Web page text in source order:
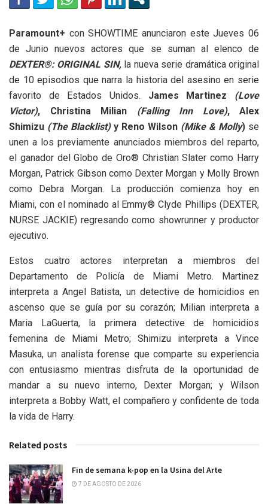
Paramount+ con SHOWTIME anunciaron este Jueves 06
de Junio nuevos actores que se suman al elenco de
DEXTER®: ORIGINAL SIN,la nueva serie dramática original
de 10 episodios que narra la historia del asesino en serie
favorito de Estados Unidos. James Martinez (Love
Victor), Christina Milian (Falling Inn Love), Alex
Shimizu (The Blacklist)y Reno Wilson (Mike & Molly) se
unen a los previamente anunciados miembros del reparto,
el ganador del Globo de Oro® Christian Slater como Harry
Morgan, Patrick Gibson como Dexter Morgan y Molly Brown
como Debra Morgan. La producción comienza hoy en
Miami, con el nominado al Emmy® Clyde Phillips (DEXTER,
NURSE JACKIE) regresando como showrunner y productor
ejecutivo.
Estos cuatro actores interpretan a miembros del
Departamento de Policía de Miami Metro. Martinez
interpreta a Angel Batista, un detective de homicidios en
ascenso que se guía por su corazón; Milian interpreta a
Maria LaGuerta, la primera detective de homicidios
femenina de Miami Metro; Shimizu interpreta a Vince
Masuka, un analista forense que comparte su experiencia
con entusiasmo mientras disfruta de la oportunidad de
mandar a su nuevo interno, Dexter Morgan; y Wilson
interpreta a Bobby Watt, el compañero y confidente de toda
la vida de Harry.
Related posts
Fin de semana k-pop en la Usina del Arte
7 DE AGOSTO DE 2026